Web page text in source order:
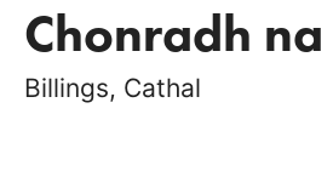
Chonradh
Billings, Cathal